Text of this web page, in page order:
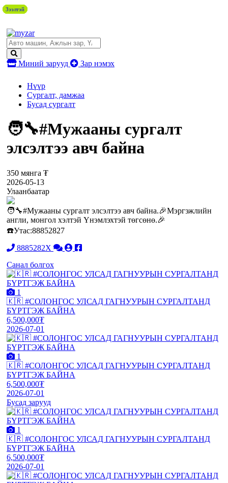
Миний зарууд Зар нэмэх
Нүүр
Сургалт, дамжаа
Бусад сургалт
🧑‍🔧#Мужааны сургалт
элсэлтээ авч байна
350 мянга ₮
2026-05-13
Улаанбаатар
🧑‍🔧#Мужааны сургалт элсэлтээ авч байна.🎉Мэргэжлийн
англи, монгол хэлтэй Үнэмлэхтэй төгсөнө.🎉
☎️Утас:88852827
8885282X
Санал болгох
Зээлтэй
1
🇰🇷 #СОЛОНГОС УЛСАД ГАГНУУРЫН СУРГАЛТАНД
БҮРТГЭЖ БАЙНА
6,500,000₮
2026-07-01
Зээлтэй
1
🇰🇷 #СОЛОНГОС УЛСАД ГАГНУУРЫН СУРГАЛТАНД
БҮРТГЭЖ БАЙНА
6,500,000₮
2026-07-01
Бусад зарууд
Зээлтэй
1
🇰🇷 #СОЛОНГОС УЛСАД ГАГНУУРЫН СУРГАЛТАНД
БҮРТГЭЖ БАЙНА
6,500,000₮
2026-07-01
Зээлтэй